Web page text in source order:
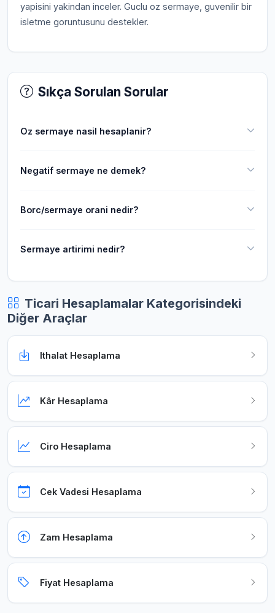
yapisini yakindan inceler. Guclu oz sermaye, guvenilir bir
isletme goruntusunu destekler.
Sıkça Sorulan Sorular
Oz sermaye nasil hesaplanir?
Negatif sermaye ne demek?
Borc/sermaye orani nedir?
Sermaye artirimi nedir?
Ticari Hesaplamalar Kategorisindeki
Diğer Araçlar
Ithalat Hesaplama
Kâr Hesaplama
Ciro Hesaplama
Cek Vadesi Hesaplama
Zam Hesaplama
Fiyat Hesaplama